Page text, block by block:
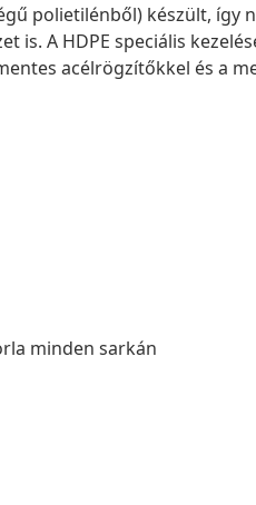
polietilénből) készült, így
is. A HDPE speciális
acélrögzítőkkel és a
minden sarkán